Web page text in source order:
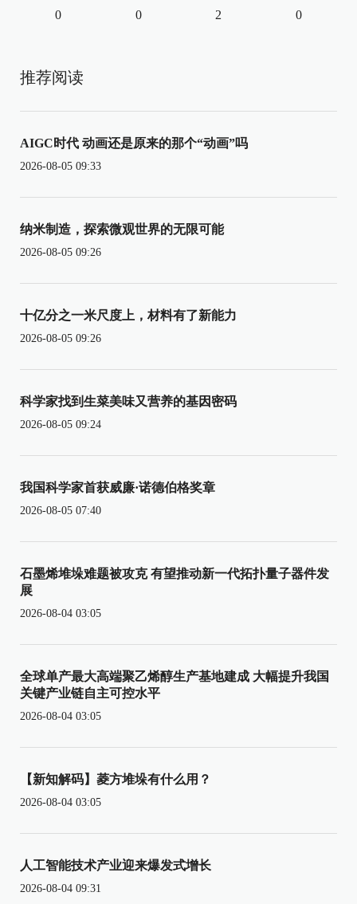
0 0 2 0
推荐阅读
AIGC时代 动画还是原来的那个“动画”吗
2026-08-05 09:33
纳米制造，探索微观世界的无限可能
2026-08-05 09:26
十亿分之一米尺度上，材料有了新能力
2026-08-05 09:26
科学家找到生菜美味又营养的基因密码
2026-08-05 09:24
我国科学家首获威廉·诺德伯格奖章
2026-08-05 07:40
石墨烯堆垛难题被攻克 有望推动新一代拓扑量子器件发
展
2026-08-04 03:05
全球单产最大高端聚乙烯醇生产基地建成 大幅提升我国
关键产业链自主可控水平
2026-08-04 03:05
【新知解码】菱方堆垛有什么用？
2026-08-04 03:05
人工智能技术产业迎来爆发式增长
2026-08-04 09:31